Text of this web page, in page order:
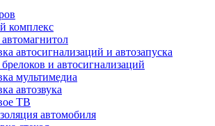
комплекс
автосигнализаций и автозапуска
и автосигнализаций
мультимедиа
автозвука
ТВ
автомобиля